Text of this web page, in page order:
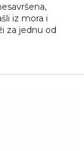
iz mora i
za jednu od